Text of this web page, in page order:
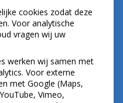
over
veilig doen!
cookies zodat deze
Voor analytische
vragen wij uw
werken wij samen met
Voor externe
met Google (Maps,
Vimeo,